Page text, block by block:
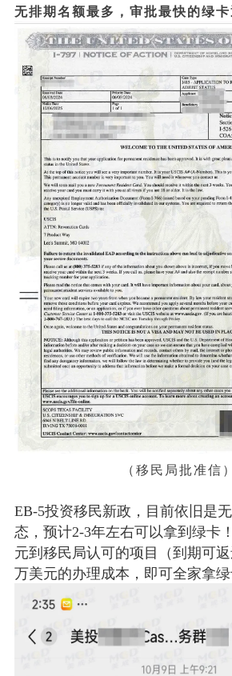
无排期名额最多，审批最快的绿卡
（移民局批准信）
EB-5投资移民新政，目前依旧是
态，预计2-3年左右可以拿到绿卡
元到移民局认可的项目（到期可
万美元的办理成本，即可全家拿绿